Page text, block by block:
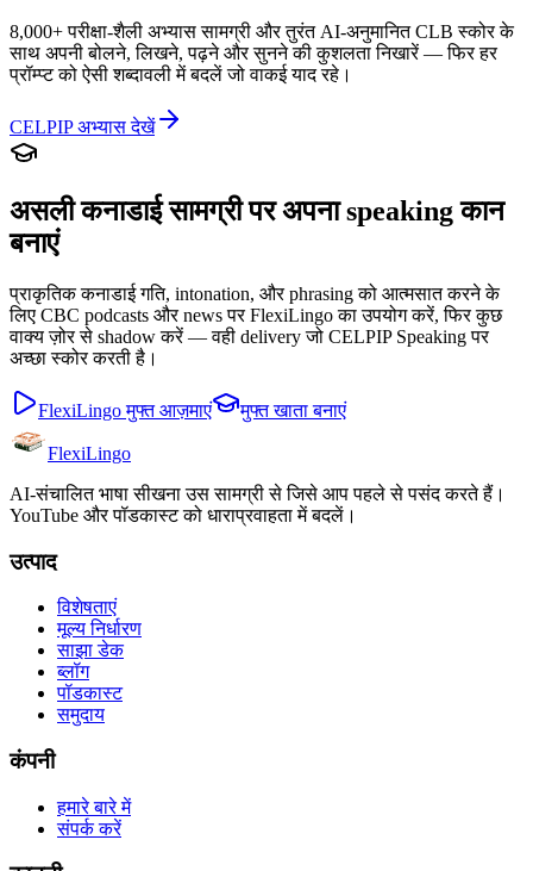
8,000+ परीक्षा-शैली अभ्यास सामग्री और तुरंत AI-अनुमानित CLB स्कोर के
साथ अपनी बोलने, लिखने, पढ़ने और सुनने की कुशलता निखारें — फिर हर
प्रॉम्प्ट को ऐसी शब्दावली में बदलें जो वाकई याद रहे।
CELPIP अभ्यास देखें
असली कनाडाई सामग्री पर अपना speaking कान
बनाएं
प्राकृतिक कनाडाई गति, intonation, और phrasing को आत्मसात करने के
लिए CBC podcasts और news पर FlexiLingo का उपयोग करें, फिर कुछ
वाक्य ज़ोर से shadow करें — वही delivery जो CELPIP Speaking पर
अच्छा स्कोर करती है।
FlexiLingo मुफ्त आज़माएं मुफ्त खाता बनाएं
FlexiLingo
AI-संचालित भाषा सीखना उस सामग्री से जिसे आप पहले से पसंद करते हैं।
YouTube और पॉडकास्ट को धाराप्रवाहता में बदलें।
उत्पाद
विशेषताएं
मूल्य निर्धारण
साझा डेक
ब्लॉग
पॉडकास्ट
समुदाय
कंपनी
हमारे बारे में
संपर्क करें